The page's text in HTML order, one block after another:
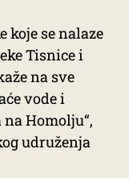
koje se nalaze
Tisnice i
na sve
vode i
Homolju“,
udruženja